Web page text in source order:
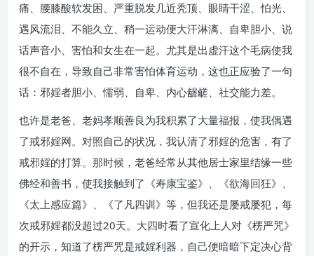
痛、腰膝酸软发困、严重脱发几近秃顶、眼睛干涩、怕光、
遇风流泪、不能久立、稍一运动便大汗淋漓、自卑胆小、说
话声音小、害怕和女生在一起。尤其是出虚汗这个毛病使我
很不自在，导致自己非常害怕体育运动，这也正应验了一句
话：邪婬者胆小、懦弱、自卑、内心龌鹾、社交能力差。
也许是老爸、老妈孝顺善良为我积累了大量福报，使我偶遇
了戒邪婬网。对照自己的状况，我认清了邪婬的危害，有了
戒邪婬的打算。那时候，老爸经常从其他居士家里结缘一些
佛经和善书，使我接触到了《寿康宝鉴》、《欲海回狂》、
《太上感应篇》、《了凡四训》等，但我还是屡戒屡犯，每
次戒邪婬都没超过20天。大四时看了宣化上人对《楞严咒》
的开示，知道了楞严咒是戒婬利器，自己便暗暗下定决心背